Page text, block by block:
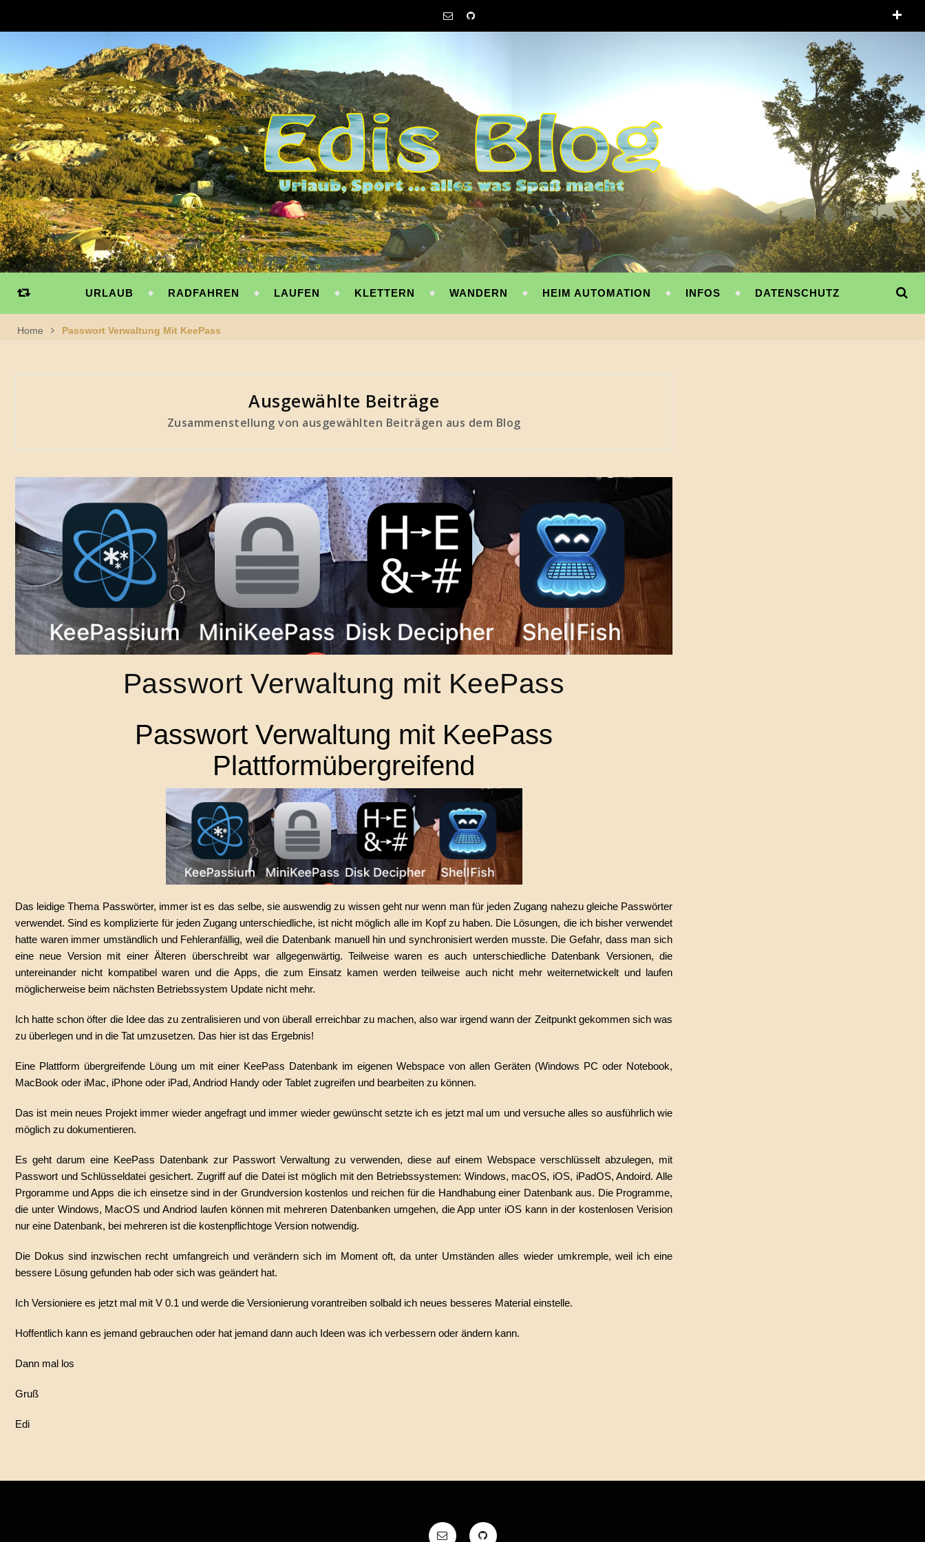
URLAUB RADFAHREN LAUFEN KLETTERN WANDERN HEIM AUTOMATION INFOS DATENSCHUTZ
Home Passwort Verwaltung Mit KeePass
Ausgewählte Beiträge
Zusammenstellung von ausgewählten Beiträgen aus dem Blog
Passwort Verwaltung mit KeePass
Passwort Verwaltung mit KeePass
Plattformübergreifend
Das leidige Thema Passwörter, immer ist es das selbe, sie auswendig zu wissen geht nur wenn man für jeden Zugang nahezu gleiche Passwörter
verwendet. Sind es komplizierte für jeden Zugang unterschiedliche, ist nicht möglich alle im Kopf zu haben. Die Lösungen, die ich bisher verwendet
hatte waren immer umständlich und Fehleranfällig, weil die Datenbank manuell hin und synchronisiert werden musste. Die Gefahr, dass man sich
eine neue Version mit einer Älteren überschreibt war allgegenwärtig. Teilweise waren es auch unterschiedliche Datenbank Versionen, die
untereinander nicht kompatibel waren und die Apps, die zum Einsatz kamen werden teilweise auch nicht mehr weiternetwickelt und laufen
möglicherweise beim nächsten Betriebssystem Update nicht mehr.
Ich hatte schon öfter die Idee das zu zentralisieren und von überall erreichbar zu machen, also war irgend wann der Zeitpunkt gekommen sich was
zu überlegen und in die Tat umzusetzen. Das hier ist das Ergebnis!
Eine Plattform übergreifende Löung um mit einer KeePass Datenbank im eigenen Webspace von allen Geräten (Windows PC oder Notebook,
MacBook oder iMac, iPhone oder iPad, Andriod Handy oder Tablet zugreifen und bearbeiten zu können.
Das ist mein neues Projekt immer wieder angefragt und immer wieder gewünscht setzte ich es jetzt mal um und versuche alles so ausführlich wie
möglich zu dokumentieren.
Es geht darum eine KeePass Datenbank zur Passwort Verwaltung zu verwenden, diese auf einem Webspace verschlüsselt abzulegen, mit
Passwort und Schlüsseldatei gesichert. Zugriff auf die Datei ist möglich mit den Betriebssystemen: Windows, macOS, iOS, iPadOS, Andoird. Alle
Prgoramme und Apps die ich einsetze sind in der Grundversion kostenlos und reichen für die Handhabung einer Datenbank aus. Die Programme,
die unter Windows, MacOS und Andriod laufen können mit mehreren Datenbanken umgehen, die App unter iOS kann in der kostenlosen Verision
nur eine Datenbank, bei mehreren ist die kostenpflichtoge Version notwendig.
Die Dokus sind inzwischen recht umfangreich und verändern sich im Moment oft, da unter Umständen alles wieder umkremple, weil ich eine
bessere Lösung gefunden hab oder sich was geändert hat.
Ich Versioniere es jetzt mal mit V 0.1 und werde die Versionierung vorantreiben solbald ich neues besseres Material einstelle.
Hoffentlich kann es jemand gebrauchen oder hat jemand dann auch Ideen was ich verbessern oder ändern kann.
Dann mal los
Gruß
Edi